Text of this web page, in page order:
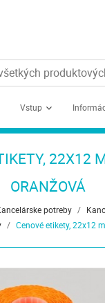
Vstup
22X12
ORANŽOVÁ
potreby /
/ Cenové etikety, 22x12